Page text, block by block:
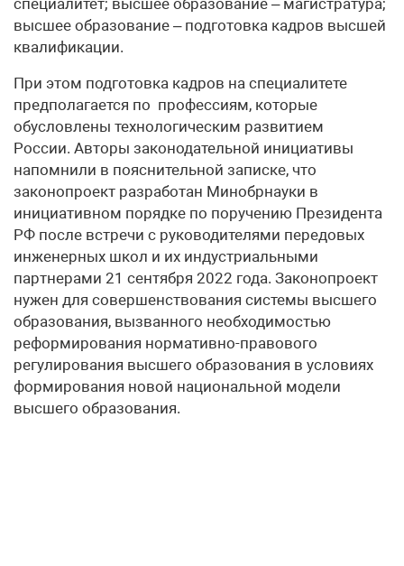
высшее образование – подготовка кадров высшей
квалификации.
При этом подготовка кадров на специалитете
предполагается по профессиям, которые
обусловлены технологическим развитием
России. Авторы законодательной инициативы
напомнили в пояснительной записке, что
законопроект разработан Минобрнауки в
инициативном порядке по поручению Президента
РФ после встречи с руководителями передовых
инженерных школ и их индустриальными
партнерами 21 сентября 2022 года. Законопроект
нужен для совершенствования системы высшего
образования, вызванного необходимостью
реформирования нормативно-правового
регулирования высшего образования в условиях
формирования новой национальной модели
высшего образования.